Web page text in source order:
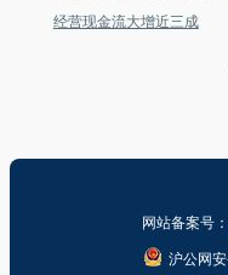
经营现金流大增近三成
网站备案号
沪公网